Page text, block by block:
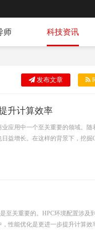
师 科技资讯
发布文章
升计算效率
应用中一个至关重要的领域。随
益增长。在这样的背景下，挖掘
至关重要的。HPC环境配置涉及
性能优化是更进一步提升计算效